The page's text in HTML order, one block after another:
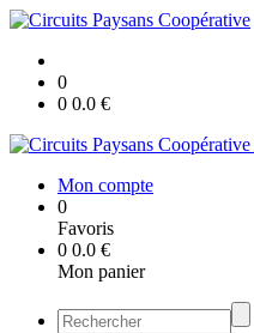
0
0 0.0 €
Mon compte
0
Favoris
0 0.0 €
Mon panier